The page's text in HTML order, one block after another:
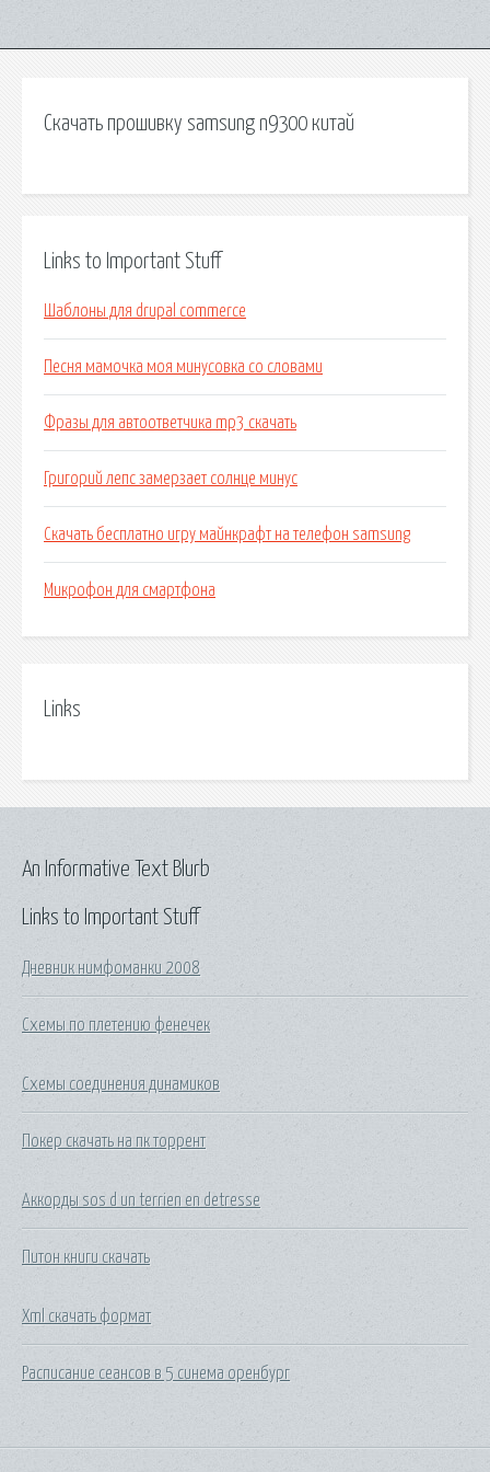
Скачать прошивку samsung n9300 китай
Links to Important Stuff
Шаблоны для drupal commerce
Песня мамочка моя минусовка со словами
Фразы для автоответчика mp3 скачать
Григорий лепс замерзает солнце минус
Скачать бесплатно игру майнкрафт на телефон samsung
Микрофон для смартфона
Links
Links to Important Stuff
Дневник нимфоманки 2008
Схемы по плетению фенечек
Схемы соединения динамиков
Покер скачать на пк торрент
Аккорды sos d un terrien en detresse
Питон книги скачать
Xml скачать формат
Расписание сеансов в 5 синема оренбург
An Informative Text Blurb